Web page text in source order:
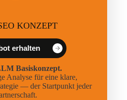
KONZEPT
erhalten
Basiskonzept.
Analyse für eine klare,
— der Startpunkt jeder